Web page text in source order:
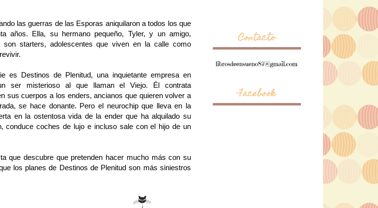
las guerras de las Esporas aniquilaron a todos los que
años. Ella, su hermano pequeño, Tyler, y un amigo,
son starters, adolescentes que viven en la calle como
es Destinos de Plenitud, una inquietante empresa en
ser misterioso al que llaman el Viejo. Él contrata
sus cuerpos a los enders, ancianos que quieren volver a
se hace donante. Pero el neurochip que lleva en la
en la ostentosa vida de la ender que ha alquilado su
conduce coches de lujo e incluso sale con el hijo de un
que descubre que pretenden hacer mucho más con su
los planes de Destinos de Plenitud son más siniestros
Contacto
Facebook